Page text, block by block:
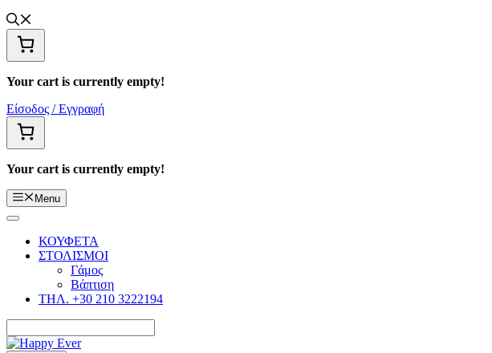
Your cart is currently empty!
Είσοδος / Εγγραφή
Your cart is currently empty!
Menu
ΚΟΥΦΕΤΑ
ΣΤΟΛΙΣΜΟΙ
Γάμος
Βάπτιση
ΤΗΛ. +30 210 3222194